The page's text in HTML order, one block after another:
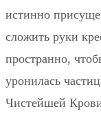
истинно
сложить руки
пространно,
уронилась
Чистейшей